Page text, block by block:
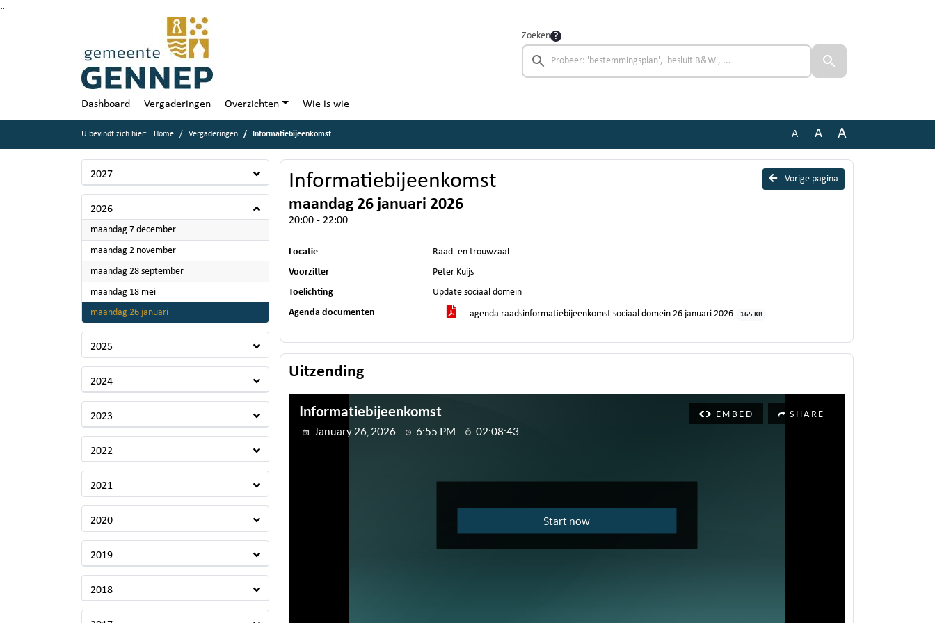
Zoeken
Dashboard Vergaderingen Overzichten Wie is wie
U bevindt zich hier: Home Vergaderingen Informatiebijeenkomst A A A
2027
2026
maandag 7 december2026
maandag 2 november2026
maandag 28 september2026
maandag 18 mei2026
maandag 26 januari2026
2025
2024
2023
2022
2021
2020
2019
2018
Vorige pagina
Informatiebijeenkomst
maandag 26 januari 2026
20:00 - 22:00
Locatie
Raad- en trouwzaal
Voorzitter
Peter Kuijs
Toelichting
Update sociaal domein
Agenda documenten
agenda raadsinformatiebijeenkomst sociaal domein 26 januari 2026 165 KB
Uitzending